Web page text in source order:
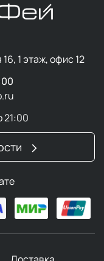
1 этаж, офис 12
21:00